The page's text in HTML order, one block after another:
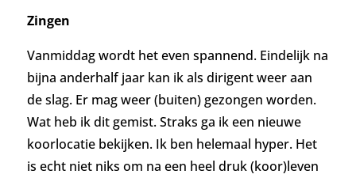
Zingen
Vanmiddag wordt het even spannend. Eindelijk na
bijna anderhalf jaar kan ik als dirigent weer aan
de slag. Er mag weer (buiten) gezongen worden.
Wat heb ik dit gemist. Straks ga ik een nieuwe
koorlocatie bekijken. Ik ben helemaal hyper. Het
is echt niet niks om na een heel druk (koor)leven